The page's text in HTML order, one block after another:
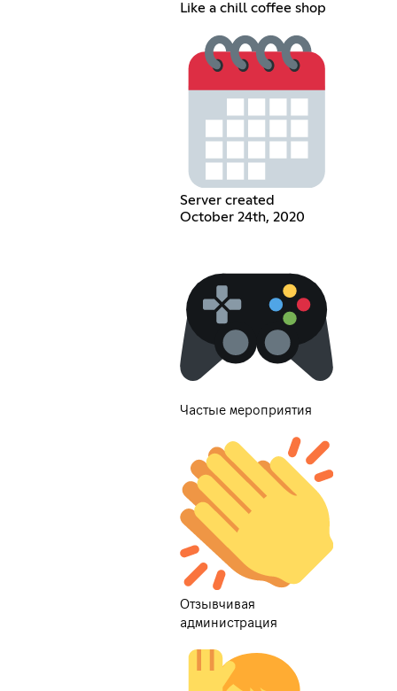
Like a chill coffee shop
Server created
October 24th, 2020
Частые мероприятия
Отзывчивая
администрация